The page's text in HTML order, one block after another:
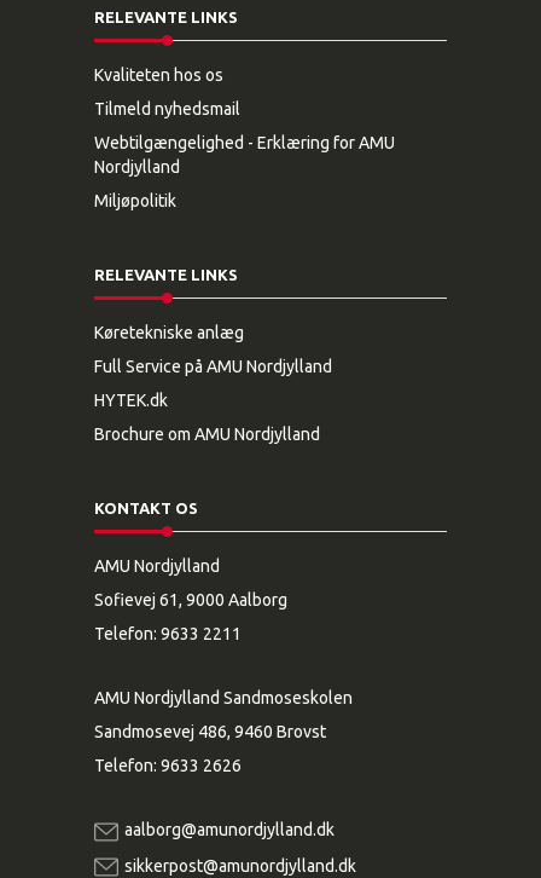
RELEVANTE LINKS
Kvaliteten hos os
Tilmeld nyhedsmail
Webtilgængelighed - Erklæring for AMU
Nordjylland
Miljøpolitik
RELEVANTE LINKS
Køretekniske anlæg
Full Service på AMU Nordjylland
HYTEK.dk
Brochure om AMU Nordjylland
KONTAKT OS
AMU Nordjylland
Sofievej 61, 9000 Aalborg
Telefon: 9633 2211
AMU Nordjylland Sandmoseskolen
Sandmosevej 486, 9460 Brovst
Telefon: 9633 2626
aalborg@amunordjylland.dk
sikkerpost@amunordjylland.dk